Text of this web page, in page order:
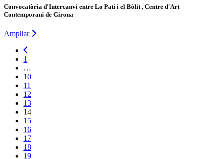
Convocatòria d'Intercanvi entre Lo Pati i el Bòlit , Centre d'Art
Contemporani de Girona
Ampliar
1
…
10
11
12
13
14
15
16
17
18
19